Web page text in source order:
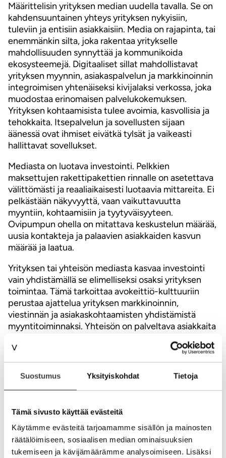
Suostumus Yksityiskohdat Tietoja
Tämä sivusto käyttää evästeitä
Käytämme evästeitä tarjoamamme sisällön ja mainosten
räätälöimiseen, sosiaalisen median ominaisuuksien
tukemiseen ja kävijämäärämme analysoimiseen. Lisäksi
Määrittelisin yrityksen median uudella tavalla. Se on
kahdensuuntainen yhteys yrityksen nykyisiin,
tuleviin ja entisiin asiakkaisiin. Media on rajapinta, tai
enemmänkin silta, joka rakentaa yritykselle
mahdollisuuden synnyttää ja kommunikoida
ekosysteemejä. Digitaaliset sillat mahdollistavat
yrityksen myynnin, asiakaspalvelun ja markkinoinnin
integroimisen yhtenäiseksi kivijalaksi verkossa, joka
muodostaa erinomaisen palvelukokemuksen.
Yrityksen kohtaamisista tulee avoimia, kasvollisia ja
tehokkaita. Itsepalvelun ja sovellusten sijaan
äänessä ovat ihmiset eivätkä tylsät ja vaikeasti
hallittavat sovellukset.
Mediasta on luotava investointi. Pelkkien
maksettujen rakettipakettien rinnalle on asetettava
välittömästi ja reaaliaikaisesti luotaavia mittareita. Ei
pelkästään näkyvyyttä, vaan vaikuttavuutta
myyntiin, kohtaamisiin ja tyytyväisyyteen.
Ovipumpun ohella on mitattava keskustelun määrää,
uusia kontakteja ja palaavien asiakkaiden kasvun
määrää ja laatua.
Yrityksen tai yhteisön mediasta kasvaa investointi
vain yhdistämällä se elimelliseksi osaksi yrityksen
toimintaa. Tämä tarkoittaa avokeittiö-kulttuuriin
perustaa ajattelua yrityksen markkinoinnin,
viestinnän ja asiakaskohtaamisten yhdistämistä
myyntitoiminnaksi. Yhteisön on palveltava asiakkaita
uusia asiakkaita innostavia palvelukokemuksia sekä
palvelemalla asiakkaita heidän valitsemassaan ajassa
ja kanavassa. Avoin ja holistinen asiakaskokemus
suurempi ilmiö.
Kaikki edellä mainittu on rakennettavissa
suhteellisen nopeasti ja erittäin
kustannustehokkaasti. Yritysten on kerättävä tietoa